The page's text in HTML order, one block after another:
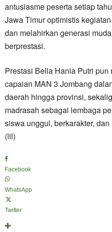
antusiasme peserta setiap
Jawa Timur optimistis
dan melahirkan generasi
berprestasi.
Prestasi Bella Hania Putri pun
capaian MAN 3 Jombang
daerah hingga provinsi,
madrasah sebagai lembaga
siswa unggul, berkarakter,
(lil)
Facebook
WhatsApp
Twitter